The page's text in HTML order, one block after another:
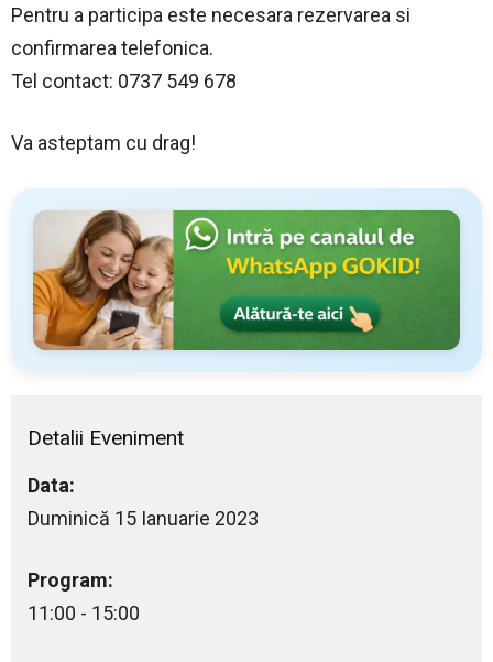
Pentru a participa este necesara rezervarea si
confirmarea telefonica.
Tel contact: 0737 549 678
Va asteptam cu drag!
Detalii Eveniment
Data:
Duminică 15 Ianuarie 2023
Program:
11:00 - 15:00